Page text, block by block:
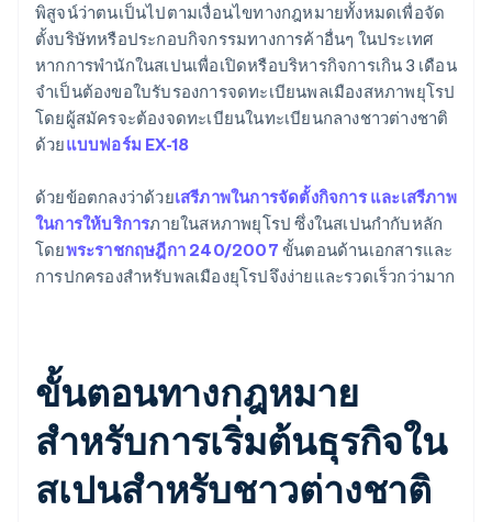
พิสูจน์ว่าตนเป็นไปตามเงื่อนไขทางกฎหมายทั้งหมดเพื่อจัด
ตั้งบริษัทหรือประกอบกิจกรรมทางการค้าอื่นๆ ในประเทศ
หากการพำนักในสเปนเพื่อเปิดหรือบริหารกิจการเกิน 3 เดือน
จำเป็นต้องขอใบรับรองการจดทะเบียนพลเมืองสหภาพยุโรป
โดยผู้สมัครจะต้องจดทะเบียนในทะเบียนกลางชาวต่างชาติ
ด้วยแบบฟอร์ม EX-18
ด้วยข้อตกลงว่าด้วยเสรีภาพในการจัดตั้งกิจการ และเสรีภาพ
ในการให้บริการภายในสหภาพยุโรป ซึ่งในสเปนกำกับหลัก
โดยพระราชกฤษฎีกา 240/2007 ขั้นตอนด้านเอกสารและ
การปกครองสำหรับพลเมืองยุโรปจึงง่ายและรวดเร็วกว่ามาก
ขั้นตอนทางกฎหมาย
สำหรับการเริ่มต้นธุรกิจใน
สเปนสำหรับชาวต่างชาติ